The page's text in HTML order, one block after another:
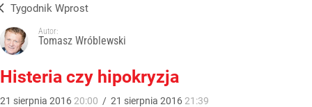
Tygodnik Wprost
Autor:
Tomasz Wróblewski
Histeria czy hipokryzja
21 sierpnia 2016 20:00 / 21 sierpnia 2016 21:39